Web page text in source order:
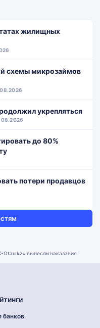
жилищных
схемы микрозаймов
укрепляться
до 80%
потери продавцов
kz» вынесли наказание
банков